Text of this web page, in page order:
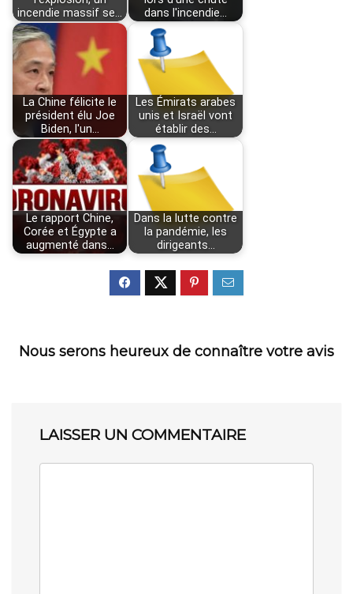
incendie massif se…
dans l'incendie…
La Chine félicite le
président élu Joe
Biden, l'un…
Les Émirats arabes
unis et Israël vont
établir des…
Le rapport Chine,
Corée et Égypte a
augmenté dans…
Dans la lutte contre
la pandémie, les
dirigeants…
Nous serons heureux de connaître votre avis
LAISSER UN COMMENTAIRE